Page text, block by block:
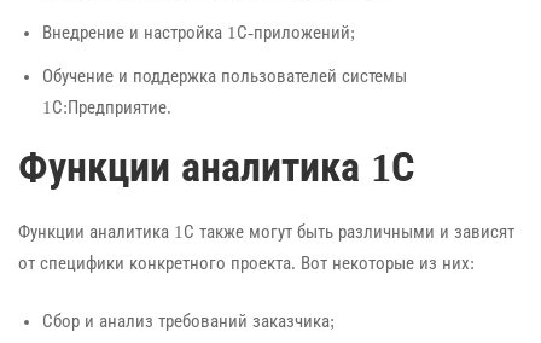
Внедрение и настройка 1С-приложений;
Обучение и поддержка пользователей системы
1С:Предприятие.
Функции аналитика 1С
Функции аналитика 1С также могут быть различными и зависят
от специфики конкретного проекта. Вот некоторые из них:
Сбор и анализ требований заказчика;